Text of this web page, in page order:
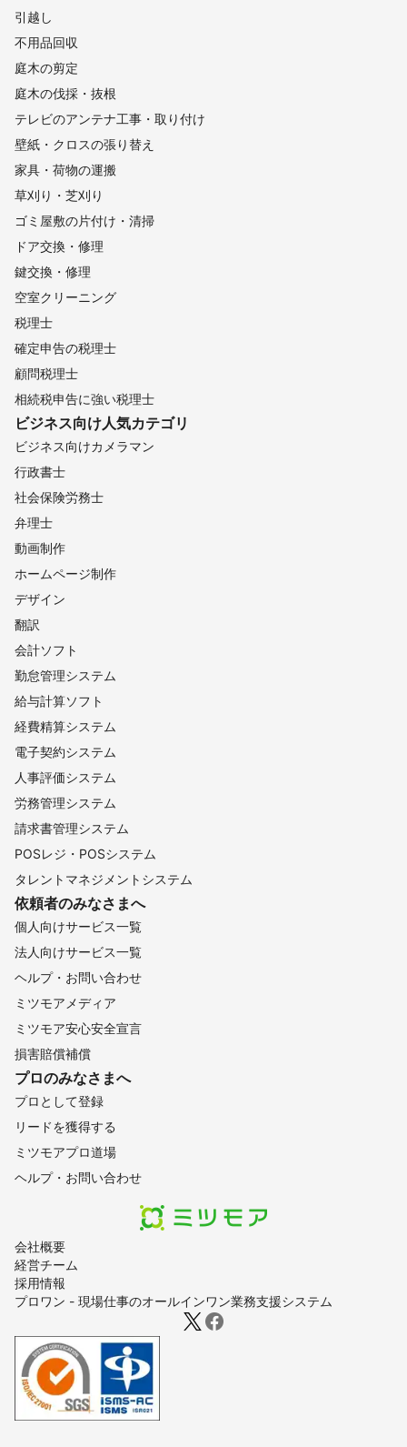
会社概要
経営チーム
採用情報
プロワン - 現場仕事のオールインワン業務支援システム
引越し
不用品回収
庭木の剪定
庭木の伐採・抜根
テレビのアンテナ工事・取り付け
壁紙・クロスの張り替え
家具・荷物の運搬
草刈り・芝刈り
ゴミ屋敷の片付け・清掃
ドア交換・修理
鍵交換・修理
空室クリーニング
税理士
確定申告の税理士
顧問税理士
相続税申告に強い税理士
ビジネス向け人気カテゴリ
ビジネス向けカメラマン
行政書士
社会保険労務士
弁理士
動画制作
ホームページ制作
デザイン
翻訳
会計ソフト
勤怠管理システム
給与計算ソフト
経費精算システム
電子契約システム
人事評価システム
労務管理システム
請求書管理システム
POSレジ・POSシステム
タレントマネジメントシステム
依頼者のみなさまへ
個人向けサービス一覧
法人向けサービス一覧
ヘルプ・お問い合わせ
ミツモアメディア
ミツモア安心安全宣言
損害賠償補償
プロのみなさまへ
プロとして登録
リードを獲得する
ミツモアプロ道場
ヘルプ・お問い合わせ